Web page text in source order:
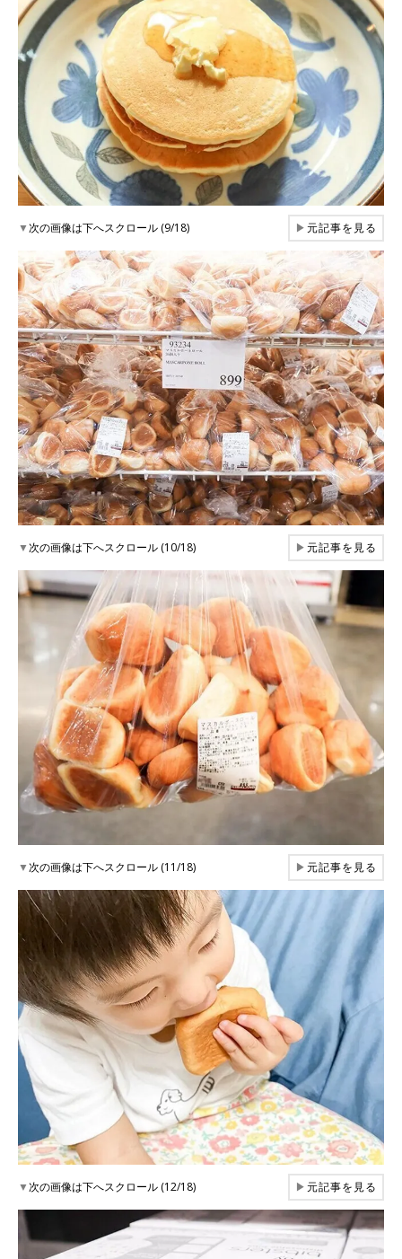
▼次の画像は下へスクロール (9/18) ▶元記事を見る
▼次の画像は下へスクロール (10/18) ▶元記事を見る
▼次の画像は下へスクロール (11/18) ▶元記事を見る
▼次の画像は下へスクロール (12/18) ▶元記事を見る